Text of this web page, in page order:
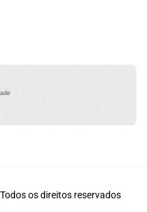
Todos os direitos reservados